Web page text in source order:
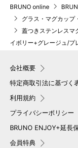
BRUNO online
グラス・マグカップ
蓋つきステンレスマ
イボリー+グレージュ/プ
会社概要
特定商取引法に基づく
利用規約
プライバシーポリシー
BRUNO ENJOY+延長
会員特典